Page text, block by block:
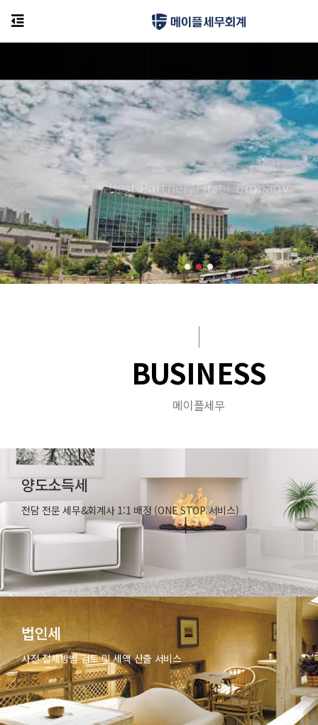
Best Partner, First Company
세금 폭탄으로 부터 나를 보호해줄 전문가를 만나는 방법?
BUSINESS
메이플세무
양도소득세
전담 전문 세무&회계사 1:1 배정 (ONE STOP 서비스)
법인세
사전 절세방법 검토 및 세액 산출 서비스